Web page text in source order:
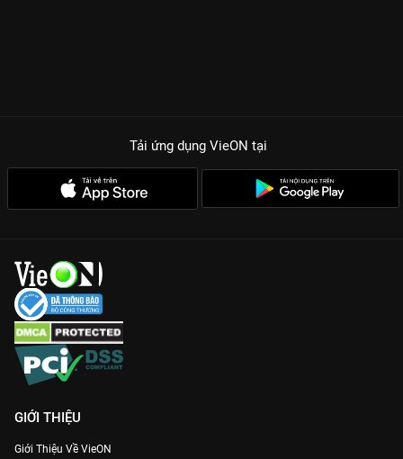
Tải ứng dụng VieON tại
GIỚI THIỆU
Giới Thiệu Về VieON